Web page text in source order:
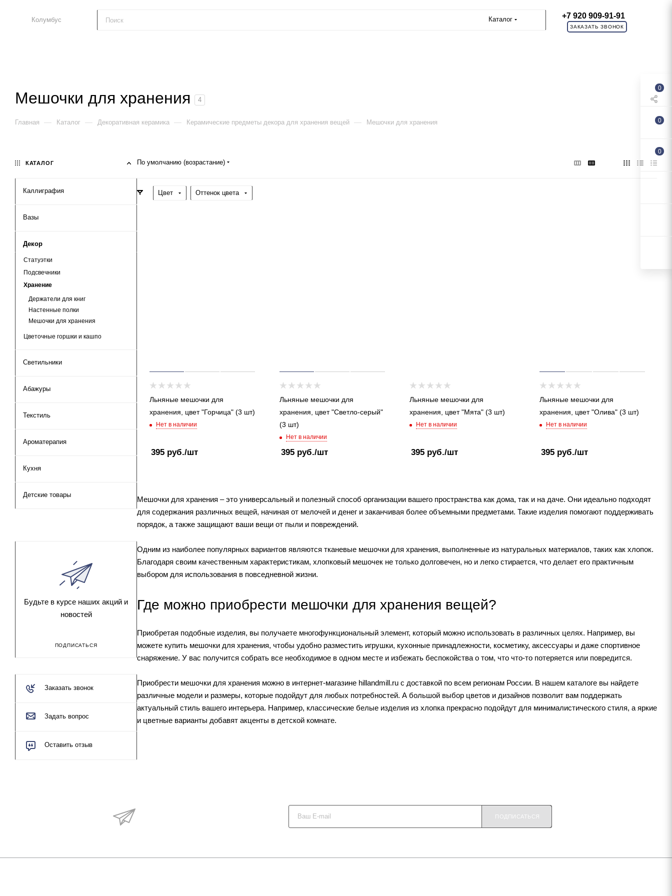
Колумбус Каталог +7 920 909-91-91
ЗАКАЗАТЬ ЗВОНОК
Мешочки для хранения 4
Главная — Каталог — Декоративная керамика — Керамические предметы декора для хранения вещей — Мешочки для хранения
По умолчанию (возрастание)
Цвет Оттенок цвета
Льняные мешочки для
хранения, цвет "Горчица" (3 шт)
Нет в наличии
395 руб./шт
Льняные мешочки для
хранения, цвет "Светло-серый"
(3 шт)
Нет в наличии
395 руб./шт
Льняные мешочки для
хранения, цвет "Мята" (3 шт)
Нет в наличии
395 руб./шт
Льняные мешочки для
хранения, цвет "Олива" (3 шт)
Нет в наличии
395 руб./шт
Мешочки для хранения – это универсальный и полезный способ организации вашего пространства как дома, так и на даче. Они идеально подходят
для содержания различных вещей, начиная от мелочей и денег и заканчивая более объемными предметами. Такие изделия помогают поддерживать
порядок, а также защищают ваши вещи от пыли и повреждений.
Одним из наиболее популярных вариантов являются тканевые мешочки для хранения, выполненные из натуральных материалов, таких как хлопок.
Благодаря своим качественным характеристикам, хлопковый мешочек не только долговечен, но и легко стирается, что делает его практичным
выбором для использования в повседневной жизни.
Где можно приобрести мешочки для хранения вещей?
Приобретая подобные изделия, вы получаете многофункциональный элемент, который можно использовать в различных целях. Например, вы
можете купить мешочки для хранения, чтобы удобно разместить игрушки, кухонные принадлежности, косметику, аксессуары и даже спортивное
снаряжение. У вас получится собрать все необходимое в одном месте и избежать беспокойства о том, что что-то потеряется или повредится.
Приобрести мешочки для хранения можно в интернет-магазине hillandmill.ru с доставкой по всем регионам России. В нашем каталоге вы найдете
различные модели и размеры, которые подойдут для любых потребностей. А большой выбор цветов и дизайнов позволит вам поддержать
актуальный стиль вашего интерьера. Например, классические белые изделия из хлопка прекрасно подойдут для минималистического стиля, а яркие
и цветные варианты добавят акценты в детской комнате.
КАТАЛОГ
Каллиграфия
Вазы
Декор
Статуэтки
Подсвечники
Хранение
Держатели для книг
Настенные полки
Мешочки для хранения
Цветочные горшки и кашпо
Светильники
Абажуры
Текстиль
Ароматерапия
Кухня
Детские товары
Будьте в курсе наших акций и
новостей
ПОДПИСАТЬСЯ
Заказать звонок
Задать вопрос
Оставить отзыв
ПОДПИСАТЬСЯ
0
0
0